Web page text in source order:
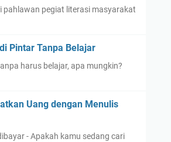
pahlawan pegiat literasi masyarakat
Pintar Tanpa Belajar
harus belajar, apa mungkin?
Uang dengan Menulis
- Apakah kamu sedang cari